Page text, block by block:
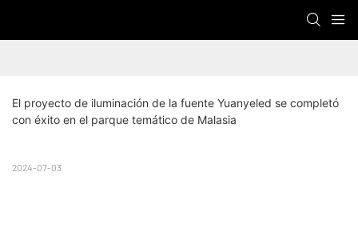
El proyecto de iluminación de la fuente Yuanyeled se completó
con éxito en el parque temático de Malasia
2024-07-03